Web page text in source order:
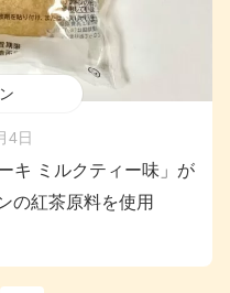
4日
キ ミルクティー味」が
の紅茶原料を使用